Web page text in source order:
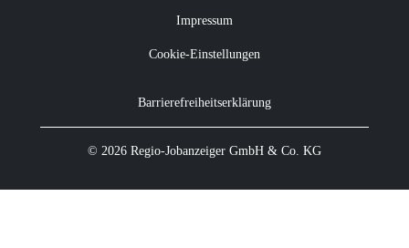
Impressum
Cookie-Einstellungen
Barrierefreiheitserklärung
© 2026 Regio-Jobanzeiger GmbH & Co. KG